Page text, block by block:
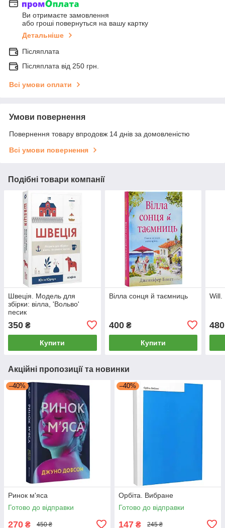
Ви отримаєте замовлення
або гроші повернуться на вашу картку
Детальніше
Післяплата
Післяплата від 250 грн.
Всі умови оплати
Умови повернення
Повернення товару впродовж 14 днів за домовленістю
Всі умови повернення
Подібні товари компанії
Швеція. Модель для
збірки: вілла, 'Вольво'
песик
350 ₴
Купити
Вілла сонця й таємниць
400₴
Купити
Will.
480
Акційні пропозиції та новинки
–40%
Ринок м'яса
Готово до відправки
270 ₴ 450 ₴
–40%
Орбіта. Вибране
Готово до відправки
147 ₴ 245 ₴